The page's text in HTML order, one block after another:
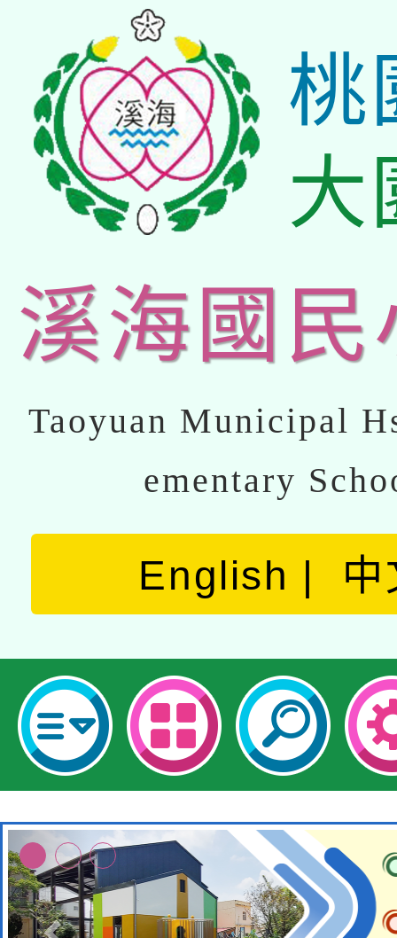
桃
大
溪海國民
Taoyuan Municipal
ementary
English 中